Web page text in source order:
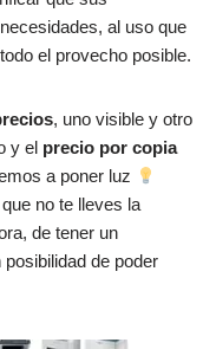
al uso que
el provecho posible.
, uno visible y otro
y el precio por copia
a poner luz
no te lleves la
de tener un
de poder